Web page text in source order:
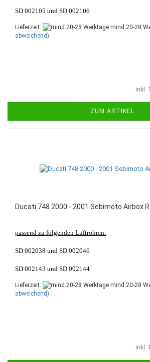
SD 002105 und SD 002106
Lieferzeit: mind.20-28
abweichend)
inkl.
ZUM ARTIKEL
Ducati 748 2000 - 2001 Sebimoto Airbox
passend zu folgenden Luftrohren:
SD 002038 und SD 002046
SD 002143 und SD 002144
Lieferzeit: mind.20-28
abweichend)
inkl.